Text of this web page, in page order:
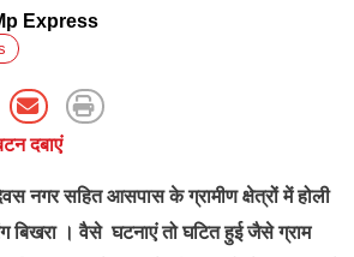
Express
दबाएं
नगर सहित आसपास के ग्रामीण क्षेत्रों में होली
बिखरा । वैसे घटनाएं तो घटित हुई जैसे ग्राम